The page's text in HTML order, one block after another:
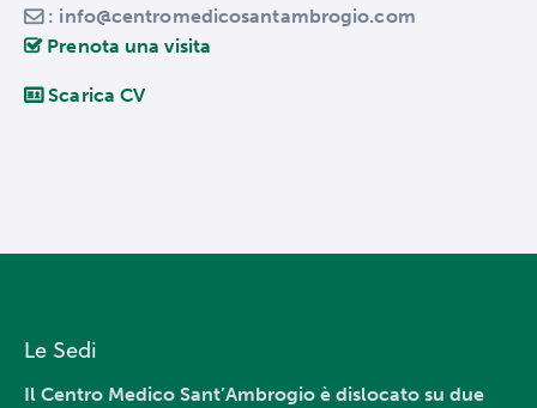
: info@centromedicosantambrogio.com
Prenota una visita
Scarica CV
Le Sedi
Il Centro Medico Sant’Ambrogio è dislocato su due